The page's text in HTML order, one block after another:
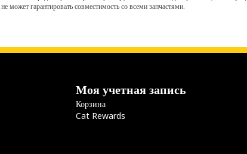
может гарантировать совместимость со всеми запчастями.
Моя учетная запись
Корзина
Cat Rewards